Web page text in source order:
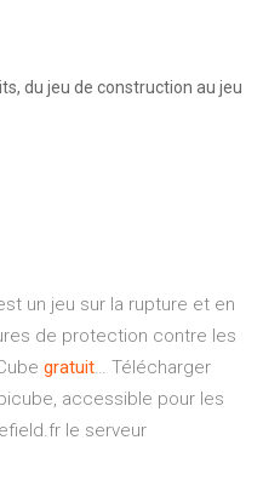
du jeu de construction au jeu
un jeu sur la rupture et en
de protection contre les
gratuit… Télécharger
accessible pour les
le serveur